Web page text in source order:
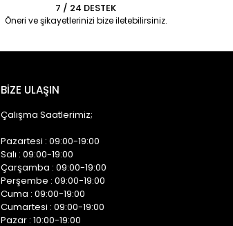
7 / 24 DESTEK
Öneri ve şikayetlerinizi bize iletebilirsiniz.
BİZE ULAŞIN
Çalışma Saatlerimiz;
Pazartesi : 09:00-19:00
Salı : 09:00-19:00
Çarşamba : 09:00-19:00
Perşembe : 09:00-19:00
Cuma : 09:00-19:00
Cumartesi : 09:00-19:00
Pazar : 10:00-19:00